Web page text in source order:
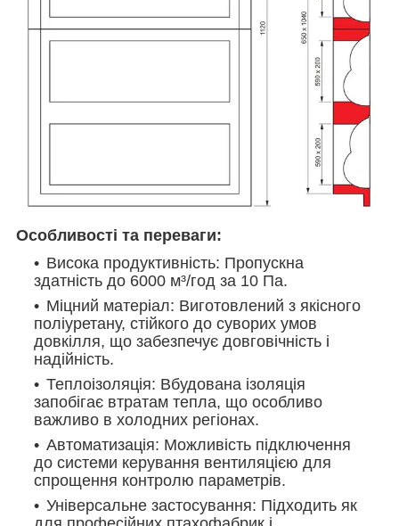
Особливості та переваги:
Висока продуктивність: Пропускна
здатність до 6000 м³/год за 10 Па.
Міцний матеріал: Виготовлений з якісного
поліуретану, стійкого до суворих умов
довкілля, що забезпечує довговічність і
надійність.
Теплоізоляція: Вбудована ізоляція
запобігає втратам тепла, що особливо
важливо в холодних регіонах.
Автоматизація: Можливість підключення
до системи керування вентиляцією для
спрощення контролю параметрів.
Універсальне застосування: Підходить як